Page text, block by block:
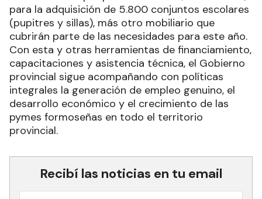
para la adquisición de 5.800 conjuntos escolares
(pupitres y sillas), más otro mobiliario que
cubrirán parte de las necesidades para este año.
Con esta y otras herramientas de financiamiento,
capacitaciones y asistencia técnica, el Gobierno
provincial sigue acompañando con políticas
integrales la generación de empleo genuino, el
desarrollo económico y el crecimiento de las
pymes formoseñas en todo el territorio
provincial.
Recibí las noticias en tu email